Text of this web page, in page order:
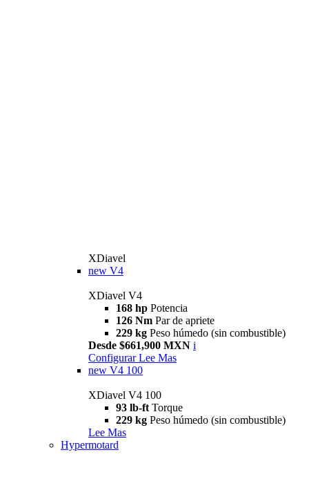
XDiavel
new V4
XDiavel V4
168 hp Potencia
126 Nm Par de apriete
229 kg Peso húmedo (sin combustible)
Desde $661,900 MXN i
Configurar Lee Mas
new V4 100
XDiavel V4 100
93 lb-ft Torque
229 kg Peso húmedo (sin combustible)
Lee Mas
Hypermotard